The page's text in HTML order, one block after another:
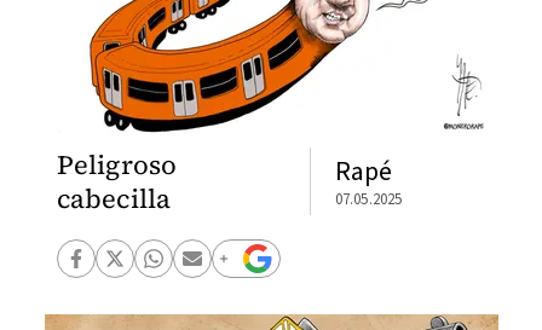
Peligroso
cabecilla
Rapé
07.05.2025